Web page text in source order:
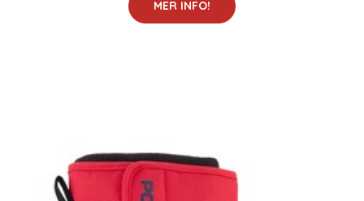
MER INFO!